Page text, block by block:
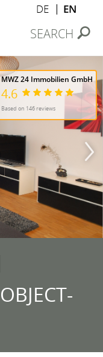
SEARCH
DE EN
MWZ 24 Immobilien GmbH
4.6
Based on 146 reviews
OBJECT-